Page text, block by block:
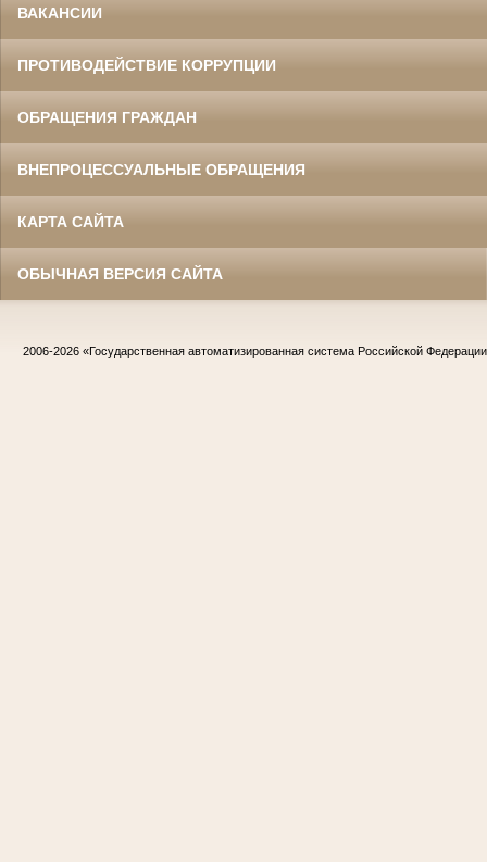
ВАКАНСИИ
ПРОТИВОДЕЙСТВИЕ КОРРУПЦИИ
ОБРАЩЕНИЯ ГРАЖДАН
ВНЕПРОЦЕССУАЛЬНЫЕ ОБРАЩЕНИЯ
КАРТА САЙТА
ОБЫЧНАЯ ВЕРСИЯ САЙТА
2006-2026 «Государственная автоматизированная система Российской